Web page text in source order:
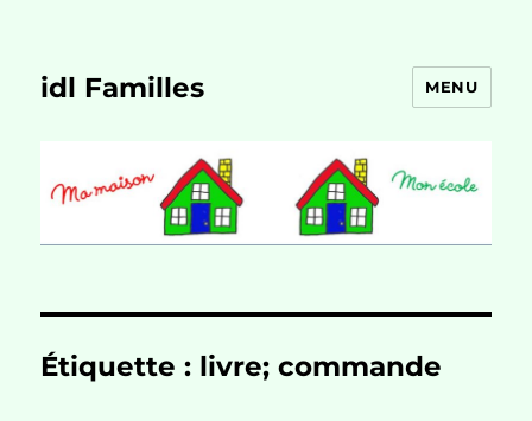
idl Familles MENU
Étiquette : livre; commande